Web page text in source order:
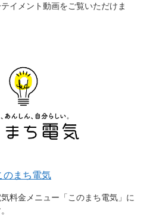
イメント動画をご覧いただけま
のまち電気
料金メニュー「このまち電気」に